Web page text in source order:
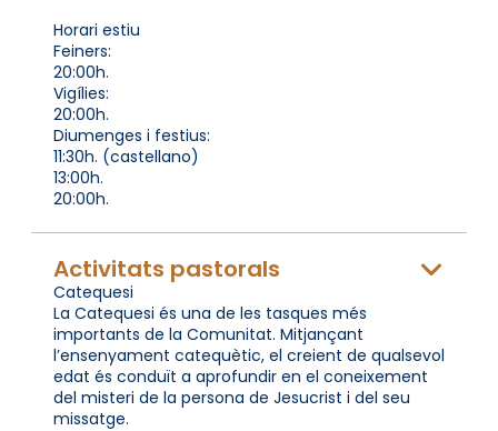
Horari estiu
Feiners:
20:00h.
Vigílies:
20:00h.
Diumenges i festius:
11:30h. (castellano)
13:00h.
20:00h.
Activitats pastorals
Catequesi
La Catequesi és una de les tasques més
importants de la Comunitat. Mitjançant
l’ensenyament catequètic, el creient de qualsevol
edat és conduït a aprofundir en el coneixement
del misteri de la persona de Jesucrist i del seu
missatge.